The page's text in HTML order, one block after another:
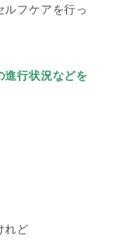
フケアを行っ
行状況などを
れど